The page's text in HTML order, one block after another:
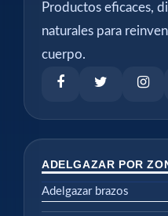
Productos eficaces,
naturales para
cuerpo.
ADELGAZAR POR
Adelgazar brazos